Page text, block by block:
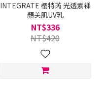
INTEGRATE 櫻特芮 光透素裸
顏美肌UV乳
NT$336
NT$420